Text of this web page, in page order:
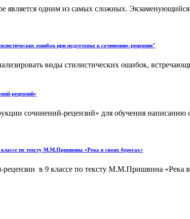
является одним из самых сложных.
ошибок при подготовке к сочинению–рецензии"
виды стилистических ошибок,
рецензий»
сочинений-рецензий» для обучения написанию
по тексту М.М.Пришвина «Река в своих берегах»
в 9 классе по тексту М.М.Пришвина «Река в